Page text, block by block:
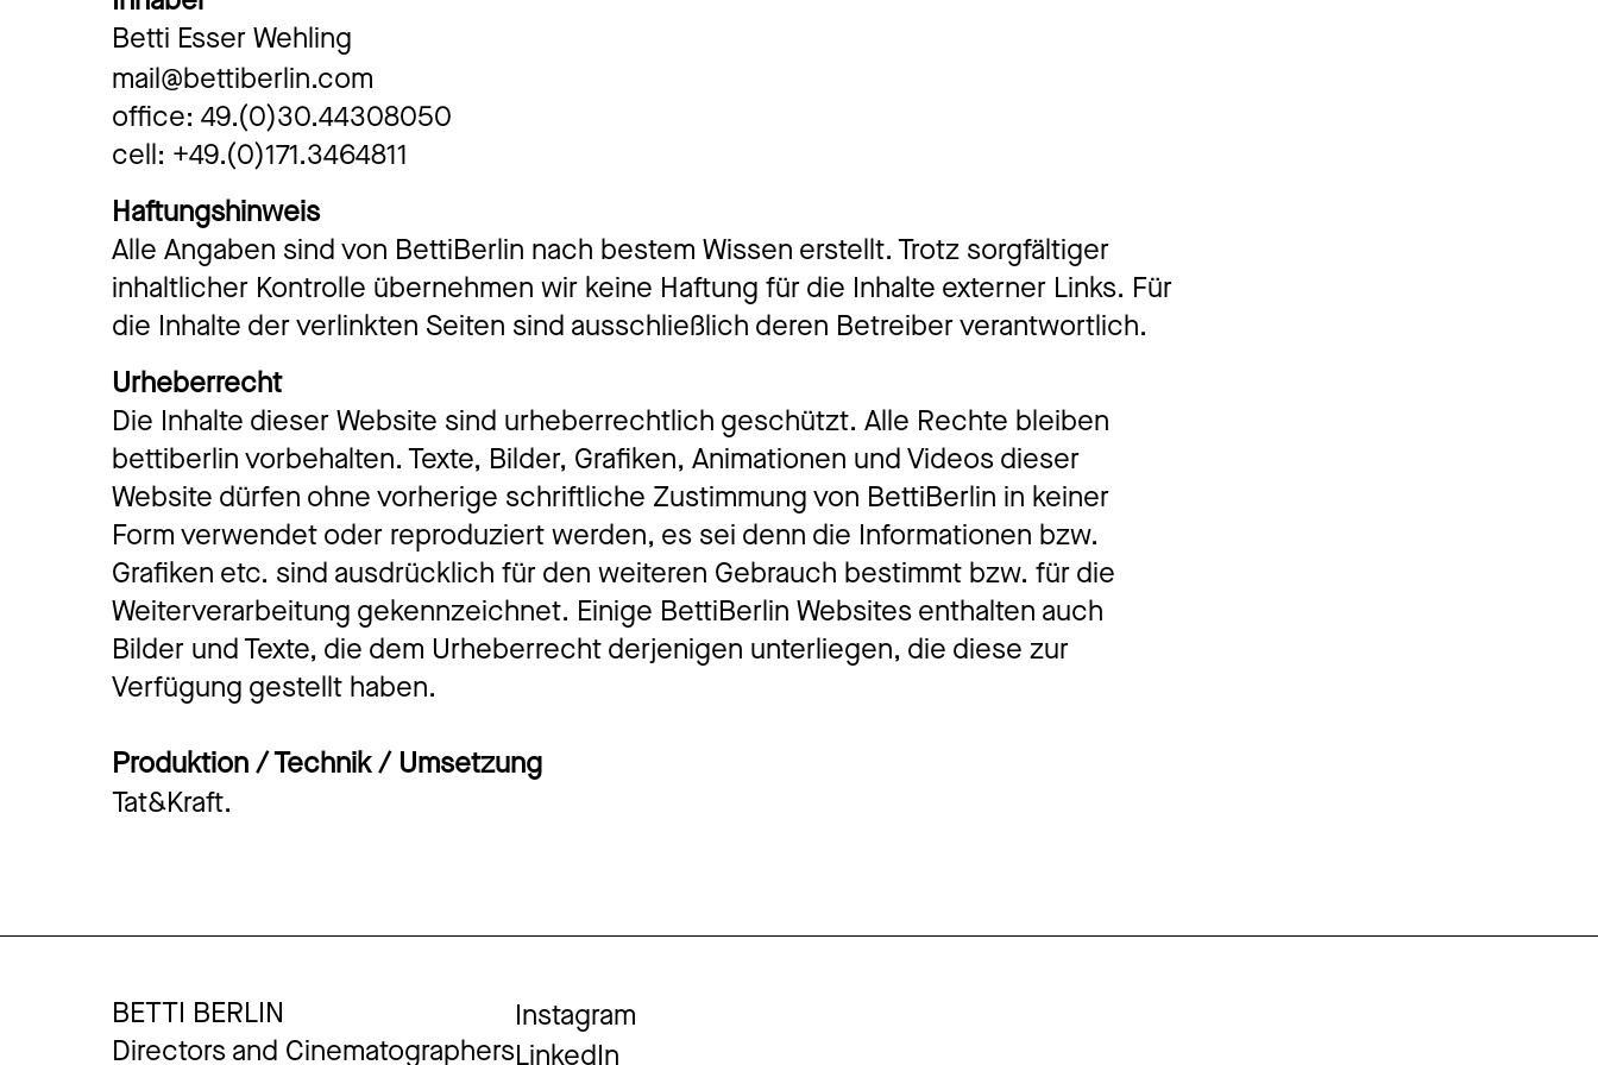
PRIVACY
Betti Esser Wehling
mail@bettiberlin.com
office: 49.(0)30.44308050
cell: +49.(0)171.3464811
Haftungshinweis
Alle Angaben sind von BettiBerlin nach bestem Wissen erstellt. Trotz sorgfältiger
inhaltlicher Kontrolle übernehmen wir keine Haftung für die Inhalte externer Links. Für
die Inhalte der verlinkten Seiten sind ausschließlich deren Betreiber verantwortlich.
Urheberrecht
Die Inhalte dieser Website sind urheberrechtlich geschützt. Alle Rechte bleiben
bettiberlin vorbehalten. Texte, Bilder, Grafiken, Animationen und Videos dieser
Website dürfen ohne vorherige schriftliche Zustimmung von BettiBerlin in keiner
Form verwendet oder reproduziert werden, es sei denn die Informationen bzw.
Grafiken etc. sind ausdrücklich für den weiteren Gebrauch bestimmt bzw. für die
Weiterverarbeitung gekennzeichnet. Einige BettiBerlin Websites enthalten auch
Bilder und Texte, die dem Urheberrecht derjenigen unterliegen, die diese zur
Verfügung gestellt haben.
Produktion / Technik / Umsetzung
Tat&Kraft.
BETTI BERLIN
Directors and Cinematographers
Instagram
LinkedIn